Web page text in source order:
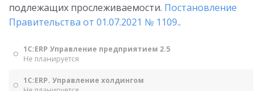
подлежащих прослеживаемости. Постановление
Правительства от 01.07.2021 № 1109..
1С:ERP Управление предприятием 2.5
Не планируется
1С:ERP. Управление холдингом